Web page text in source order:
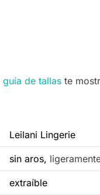
guía de tallas te
Leilani Lingerie
sin aros,
extraíble